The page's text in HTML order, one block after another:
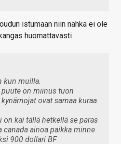
istumaan niin nahka ei ole
huomattavasti
kun muilla.
on miinus tuon
ovat samaa kuraa
on kai tällä hetkellä se paras
canada ainoa paikka minne
900 dollari BF